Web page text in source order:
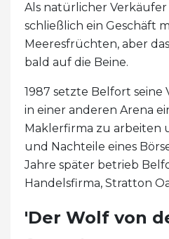
Als natürlicher
schließlich ein Geschäft
Meeresfrüchten, aber
bald auf die Beine.
1987 setzte Belfort seine
in einer anderen Arena
Maklerfirma zu arbeiten
und Nachteile eines
Jahre später betrieb
Handelsfirma, Stratton
'Der Wolf von